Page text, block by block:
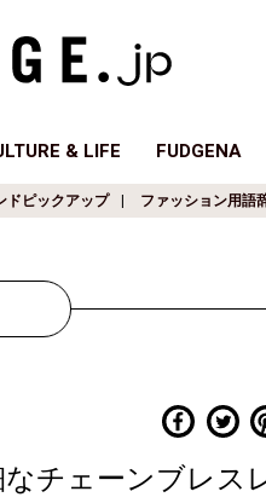
& LIFE FUDGENA
ドピックアップ ファッション用語
チェーンブレス